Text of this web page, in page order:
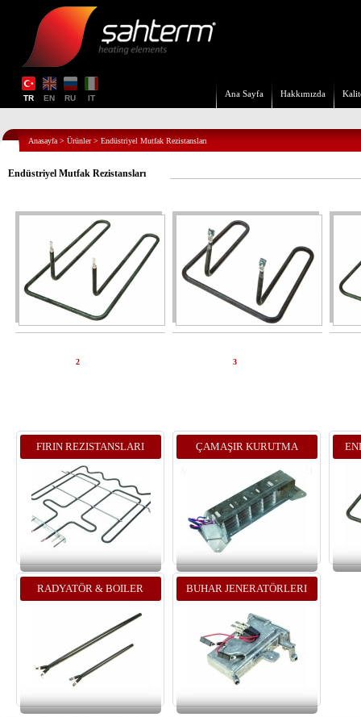
TR EN RU IT Ana Sayfa Hakkımızda
Anasayfa > Ürünler> Endüstriyel Mutfak Rezistansları
Endüstriyel Mutfak Rezistansları
2 3
FIRIN REZISTANSLARI
ÇAMAŞIR KURUTMA
MAKINASI REZISTANSLARI
RADYATÖR & BOILER
BUHAR JENERATÖRLERI